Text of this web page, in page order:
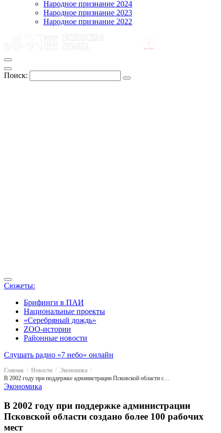
Народное признание 2024
Народное признание 2023
Народное признание 2022
Поиск:
Сюжеты:
Брифинги в ПАИ
Национальные проекты
«Серебряный дождь»
ZOO-истории
Районные новости
Слушать радио «7 небо» онлайн
Главная Новости
Экономика
В 2002 году при поддержке администрации Псковской области создано более 100 рабочих мест
Экономика
В 2002 году при поддержке администрации
Псковской области создано более 100 рабочих
мест